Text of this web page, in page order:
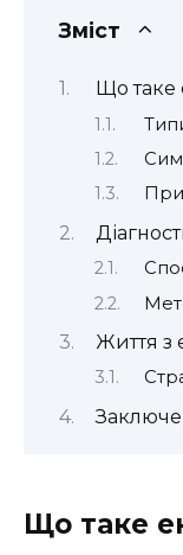
Зміст
Що таке
Життя з
Що таке